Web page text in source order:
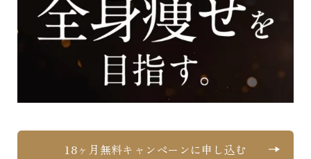
18ヶ月無料キャンペーンに申し込む